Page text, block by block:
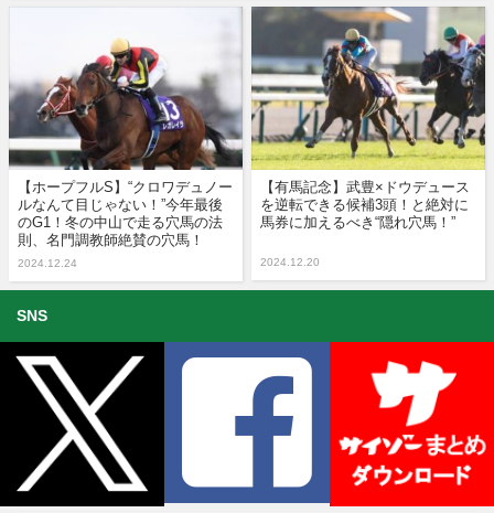
【ホープフルS】“クロワデュノー
ルなんて目じゃない！”今年最後
のG1！冬の中山で走る穴馬の法
則、名門調教師絶賛の穴馬！
2024.12.24
【有馬記念】武豊×ドウデュース
を逆転できる候補3頭！と絶対に
馬券に加えるべき“隠れ穴馬！”
2024.12.20
SNS